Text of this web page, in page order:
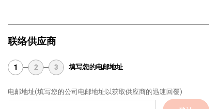
联络供应商
1 2 3 填写您的电邮地址
电邮地址(填写您的公司电邮地址以获取供应商的迅速回覆)